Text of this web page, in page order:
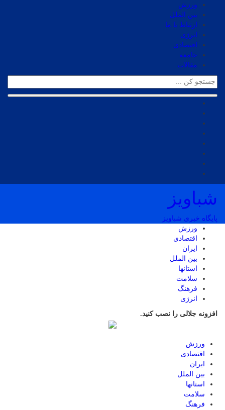
ورزش
بین الملل
ارتباط با ما
انرژی
اقتصادی
جامعه
مقالات
شباویز
پایگاه خبری شباویز
ورزش
اقتصادی
ایران
بین الملل
استانها
سلامت
فرهنگ
انرژی
افزونه جلالی را نصب کنید.
ورزش
اقتصادی
ایران
بین الملل
استانها
سلامت
فرهنگ